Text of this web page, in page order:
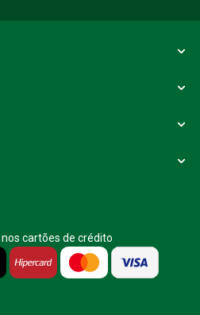
cartões de crédito